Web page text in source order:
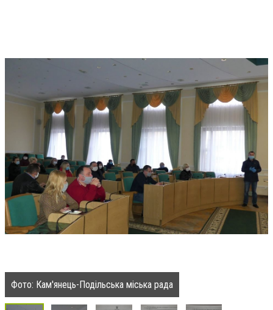
Фото: Кам'янець-Подільська міська рада